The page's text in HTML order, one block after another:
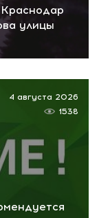
улицы
4 августа 2026
1538